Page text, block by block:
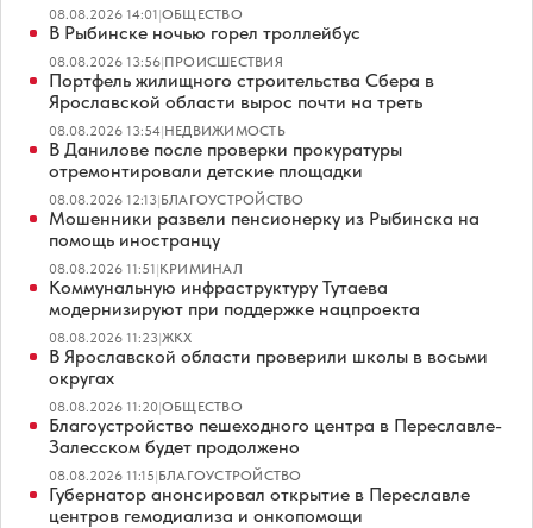
08.08.2026 14:01|ОБЩЕСТВО
В Рыбинске ночью горел троллейбус
08.08.2026 13:56|ПРОИСШЕСТВИЯ
Портфель жилищного строительства Сбера в
Ярославской области вырос почти на треть
08.08.2026 13:54|НЕДВИЖИМОСТЬ
В Данилове после проверки прокуратуры
отремонтировали детские площадки
08.08.2026 12:13|БЛАГОУСТРОЙСТВО
Мошенники развели пенсионерку из Рыбинска на
помощь иностранцу
08.08.2026 11:51|КРИМИНАЛ
Коммунальную инфраструктуру Тутаева
модернизируют при поддержке нацпроекта
08.08.2026 11:23|ЖКХ
В Ярославской области проверили школы в восьми
округах
08.08.2026 11:20|ОБЩЕСТВО
Благоустройство пешеходного центра в Переславле-
Залесском будет продолжено
08.08.2026 11:15|БЛАГОУСТРОЙСТВО
Губернатор анонсировал открытие в Переславле
центров гемодиализа и онкопомощи